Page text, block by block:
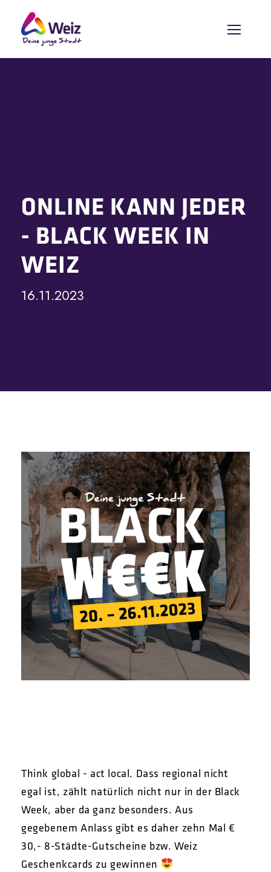
ONLINE KANN JEDER
- BLACK WEEK IN
WEIZ
16.11.2023
Think global - act local. Dass regional nicht
egal ist, zählt natürlich nicht nur in der Black
Week, aber da ganz besonders. Aus
gegebenem Anlass gibt es daher zehn Mal €
30,- 8-Städte-Gutscheine bzw. Weiz
Geschenkcards zu gewinnen